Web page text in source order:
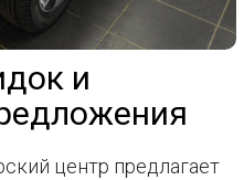
и
центр предлагает